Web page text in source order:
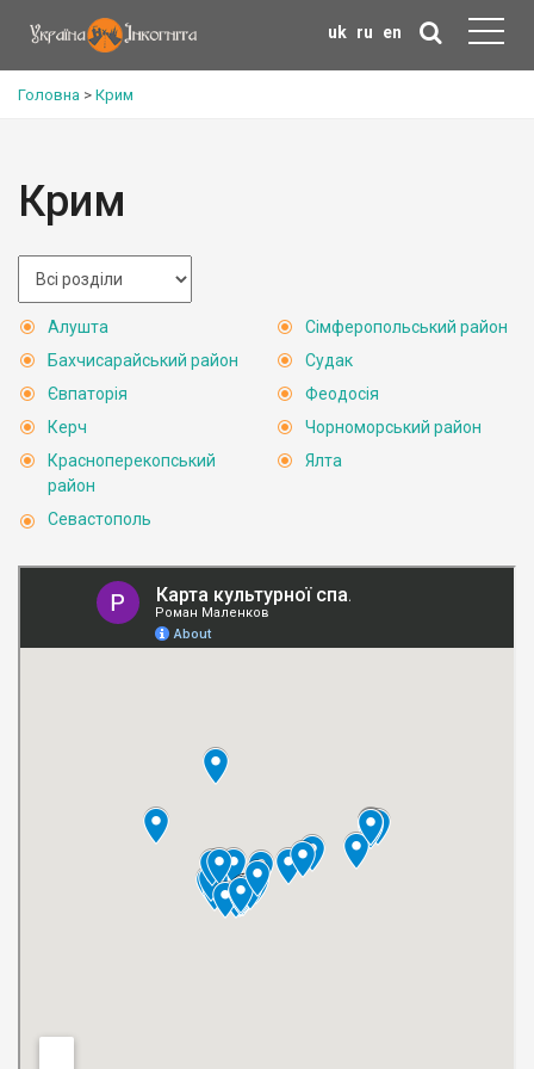
uk ru en
Головна > Крим
Крим
Алушта
Бахчисарайський район
Євпаторія
Керч
Красноперекопський
район
Севастополь
Сімферопольський район
Судак
Феодосія
Чорноморський район
Ялта